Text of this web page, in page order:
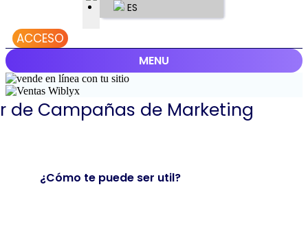
ES
ACCESO
MENU
de Campañas de Marketing
¿Cómo te puede ser util?